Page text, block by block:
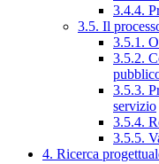
3.4.4.
3.5. Il
3.5.1.
3.5.2.
3.5.3.
servizio
3.5.4.
3.5.5.
4. Ricerca